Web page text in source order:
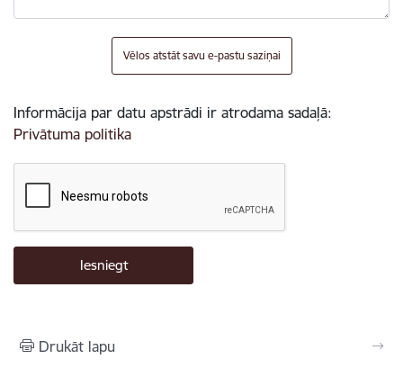
Vēlos atstāt savu e-pastu saziņai
Informācija par datu apstrādi ir atrodama sadaļā:
Privātuma politika
Drukāt lapu